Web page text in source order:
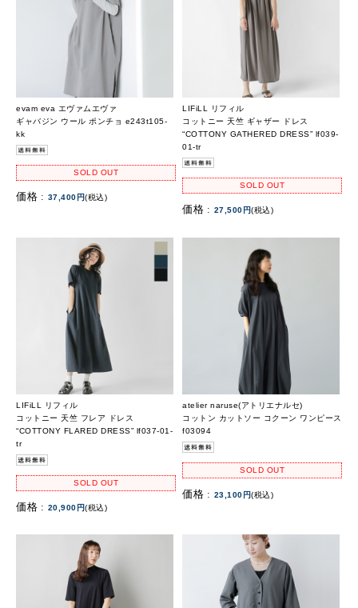
evam eva エヴァムエヴァ
ギャバジン ウール ポンチョ e243t105-
kk
SOLD OUT
価格 : 37,400円(税込)
LIFiLL リフィル
コットニー 天竺 ギャザー ドレス
“COTTONY GATHERED DRESS” lf039-
01-tr
SOLD OUT
価格 : 27,500円(税込)
LIFiLL リフィル
コットニー 天竺 フレア ドレス
“COTTONY FLARED DRESS” lf037-01-
tr
SOLD OUT
価格 : 20,900円(税込)
atelier naruse(アトリエナルセ)
コットン カットソー コクーン ワンピース
f03094
SOLD OUT
価格 : 23,100円(税込)